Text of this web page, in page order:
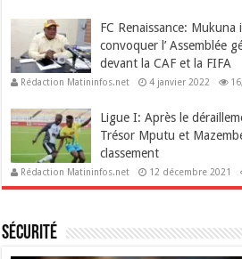
FC Renaissance:
convoquer l’ Assemblée
devant la CAF et la FIFA
Rédaction Matininfos.net 4 janvier 2022
Ligue I: Après le
Trésor Mputu et
classement
Rédaction Matininfos.net 12 décembre 2021
Sécurité